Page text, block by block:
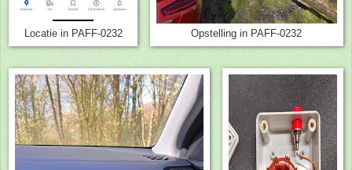
Locatie in PAFF-0232 Opstelling in PAFF-0232